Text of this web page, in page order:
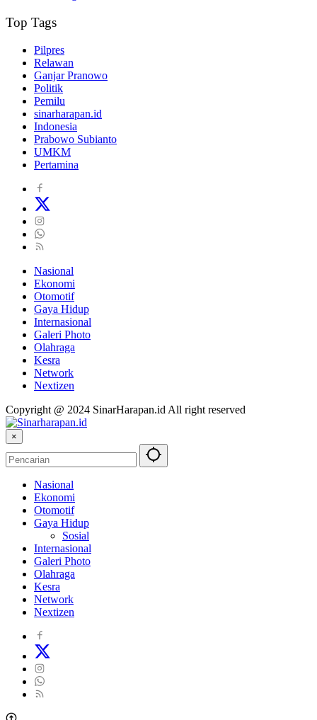
Top Tags
Pilpres
Relawan
Ganjar Pranowo
Politik
Pemilu
sinarharapan.id
Indonesia
Prabowo Subianto
UMKM
Pertamina
Nasional
Ekonomi
Otomotif
Gaya Hidup
Internasional
Galeri Photo
Olahraga
Kesra
Network
Nextizen
Copyright @ 2024 SinarHarapan.id All right reserved
×
Nasional
Ekonomi
Otomotif
Gaya Hidup
Sosial
Internasional
Galeri Photo
Olahraga
Kesra
Network
Nextizen